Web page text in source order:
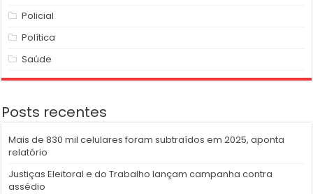
Policial
Política
Saúde
Posts recentes
Mais de 830 mil celulares foram subtraídos em 2025, aponta
relatório
Justiças Eleitoral e do Trabalho lançam campanha contra
assédio